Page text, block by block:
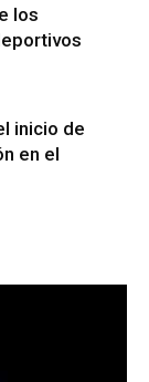
los
inicio de
en el